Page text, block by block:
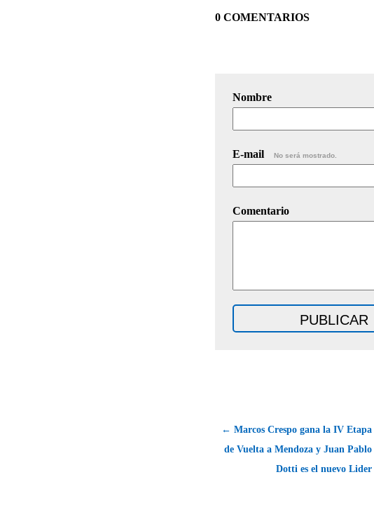
0 COMENTARIOS
Nombre
E-mail No será mostrado.
Comentario
← Marcos Crespo gana la IV Etapa
de Vuelta a Mendoza y Juan Pablo
Dotti es el nuevo Lider